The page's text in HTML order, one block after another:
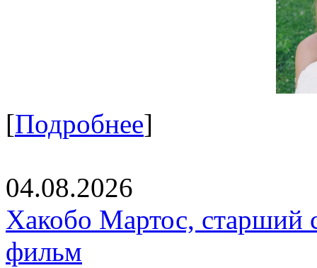
[Подробнее]
04.08.2026
Хакобо Мартос, старший
фильм